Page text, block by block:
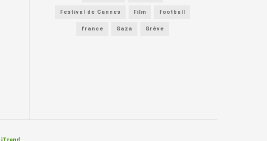
Festival de Cannes Film football
france Gaza Grève